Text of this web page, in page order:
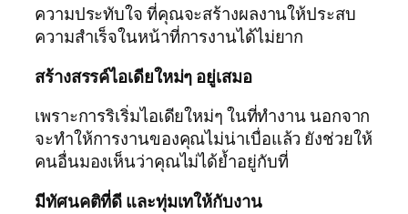
ความประทับใจ ที่คุณจะสร้างผลงานให้ประสบ
ความสำเร็จในหน้าที่การงานได้ไม่ยาก
สร้างสรรค์ไอเดียใหม่ๆ อยู่เสมอ
เพราะการริเริ่มไอเดียใหม่ๆ ในที่ทำงาน นอกจาก
จะทำให้การงานของคุณไม่น่าเบื่อแล้ว ยังช่วยให้
คนอื่นมองเห็นว่าคุณไม่ได้ย้ำอยู่กับที่
มีทัศนคติที่ดี และทุ่มเทให้กับงาน